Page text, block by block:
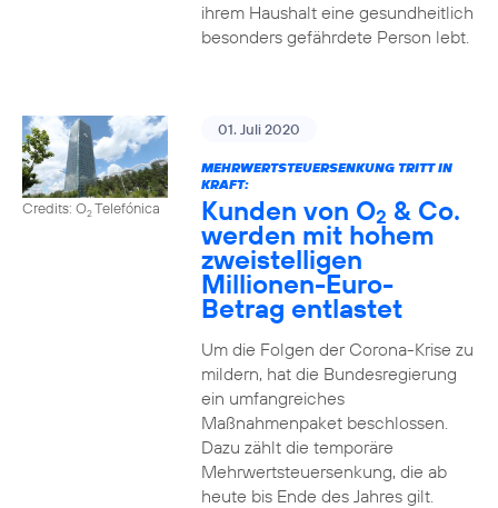
ihrem Haushalt eine gesundheitlich
besonders gefährdete Person lebt.
Credits: O2Telefónica
01. Juli 2020
MEHRWERTSTEUERSENKUNG TRITT IN
KRAFT:
Kunden von O2 & Co.
werden mit hohem
zweistelligen
Millionen-Euro-
Betrag entlastet
Um die Folgen der Corona-Krise zu
mildern, hat die Bundesregierung
ein umfangreiches
Maßnahmenpaket beschlossen.
Dazu zählt die temporäre
Mehrwertsteuersenkung, die ab
heute bis Ende des Jahres gilt.